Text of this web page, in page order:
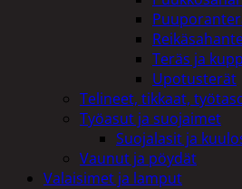
Teräs ja
Upotusterät
Telineet, tikkaat,
Työasut ja suojaimet
Suojalasit ja
Vaunut ja pöydät
Valaisimet ja lamput